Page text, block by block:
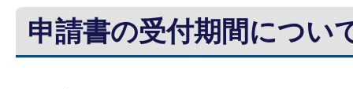
申請書の受付期間につい